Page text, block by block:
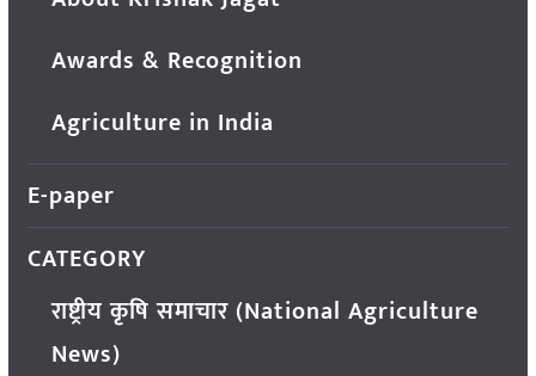
Awards & Recognition
Agriculture in India
E-paper
CATEGORY
राष्ट्रीय कृषि समाचार (National Agriculture
News)